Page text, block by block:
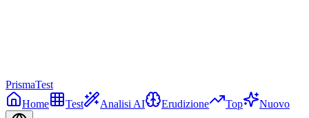
PrismaTest
Home
Test Analisi AI Erudizione Top Nuovo